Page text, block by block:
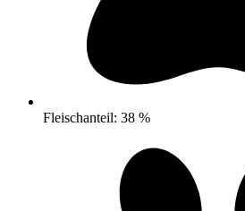
Fleischanteil: 38 %